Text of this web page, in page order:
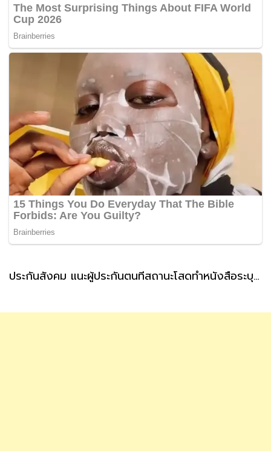
ประกันสังคม แนะผู้ประกันตนที่สถานะโสดทำหนังสือระบุผู้รับเงินสงเคราะห์ กรณีตายล่วงหน้า